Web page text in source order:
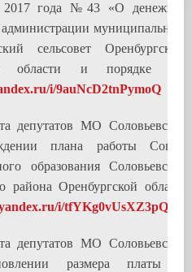
2017 года №43 «О денежном
муниципального
сельсовет Оренбургского
области и порядке его
i/9auNcD2tnPymoQ
депутатов МО Соловьевский
плана работы Совета
образования Соловьевский
района Оренбургской области
i/tfYKg0vUsXZ3pQ
депутатов МО Соловьевский
размера платы за